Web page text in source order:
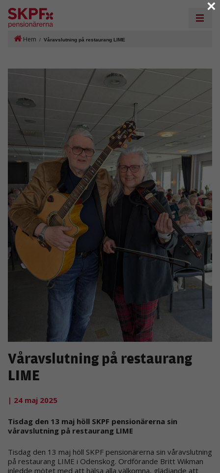
Hem / Våravslutning på restaurang LIME
Våravslutning på restaurang
LIME
| 24 maj 2025
Tisdag den 13 maj höll SKPF pensionärerna sin
våravslutning på restaurang LIME
Tisdag den 13 maj höll SKPF pensionärerna sin våravslutning
på restaurang LIME i Odenskog. Ordförande Britt Wikman
inledde mötet med att hälsa alla välkomna, glädjande att
×